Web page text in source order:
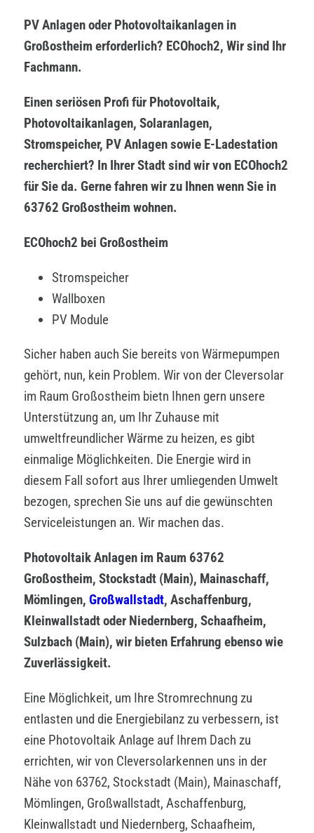
PV Anlagen oder Photovoltaikanlagen in
Großostheim erforderlich? ECOhoch2, Wir sind Ihr
Fachmann.
Einen seriösen Profi für Photovoltaik,
Photovoltaikanlagen, Solaranlagen,
Stromspeicher, PV Anlagen sowie E-Ladestation
recherchiert? In Ihrer Stadt sind wir von ECOhoch2
für Sie da. Gerne fahren wir zu Ihnen wenn Sie in
63762 Großostheim wohnen.
ECOhoch2 bei Großostheim
Stromspeicher
Wallboxen
PV Module
Sicher haben auch Sie bereits von Wärmepumpen
gehört, nun, kein Problem. Wir von der Cleversolar
im Raum Großostheim bietn Ihnen gern unsere
Unterstützung an, um Ihr Zuhause mit
umweltfreundlicher Wärme zu heizen, es gibt
einmalige Möglichkeiten. Die Energie wird in
diesem Fall sofort aus Ihrer umliegenden Umwelt
bezogen, sprechen Sie uns auf die gewünschten
Serviceleistungen an. Wir machen das.
Photovoltaik Anlagen im Raum 63762
Großostheim, Stockstadt (Main), Mainaschaff,
Mömlingen, Großwallstadt, Aschaffenburg,
Kleinwallstadt oder Niedernberg, Schaafheim,
Sulzbach (Main), wir bieten Erfahrung ebenso wie
Zuverlässigkeit.
Eine Möglichkeit, um Ihre Stromrechnung zu
entlasten und die Energiebilanz zu verbessern, ist
eine Photovoltaik Anlage auf Ihrem Dach zu
errichten, wir von Cleversolarkennen uns in der
Nähe von 63762, Stockstadt (Main), Mainaschaff,
Mömlingen, Großwallstadt, Aschaffenburg,
Kleinwallstadt und Niedernberg, Schaafheim,